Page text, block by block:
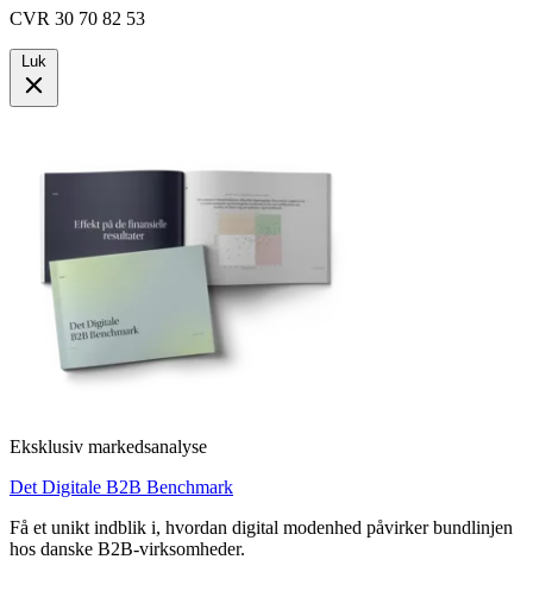
CVR 30 70 82 53
Luk
Eksklusiv markedsanalyse
Det Digitale B2B Benchmark
Få et unikt indblik i, hvordan digital modenhed påvirker bundlinjen
hos danske B2B-virksomheder.